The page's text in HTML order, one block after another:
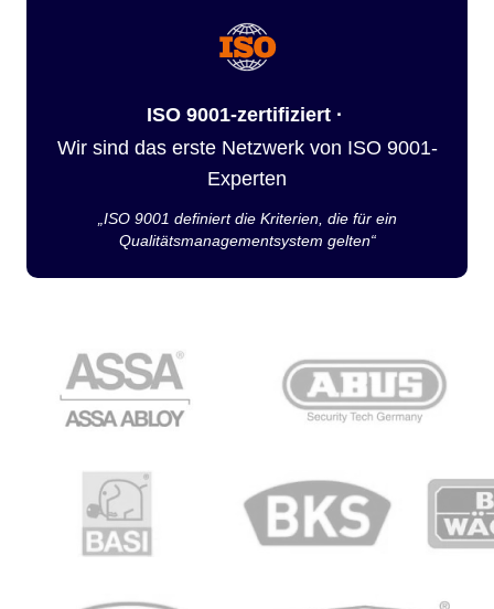
ISO 9001-zertifiziert ·
Wir sind das erste Netzwerk von ISO 9001-
Experten
„ISO 9001 definiert die Kriterien, die für ein
Qualitätsmanagementsystem gelten“